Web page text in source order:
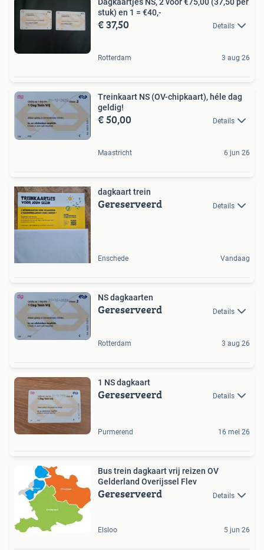
stuk) en 1 = €40,-
€ 37,50 Details
Rotterdam 3 aug 26
Treinkaart NS (OV-chipkaart), héle dag
geldig!
€ 50,00 Details
Maastricht 6 jun 26
dagkaart trein
Gereserveerd Details
Enschede Vandaag
NS dagkaarten
Gereserveerd Details
Rotterdam 3 aug 26
1 NS dagkaart
Gereserveerd Details
Purmerend 16 mei 26
Bus trein dagkaart vrij reizen OV
Gelderland Overijssel Flev
Gereserveerd Details
Elsloo 5 jun 26